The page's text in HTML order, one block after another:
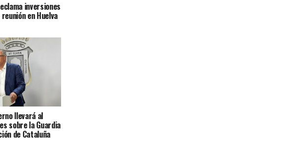
inversiones
en Huelva
llevará al
sobre la Guardia
de Cataluña